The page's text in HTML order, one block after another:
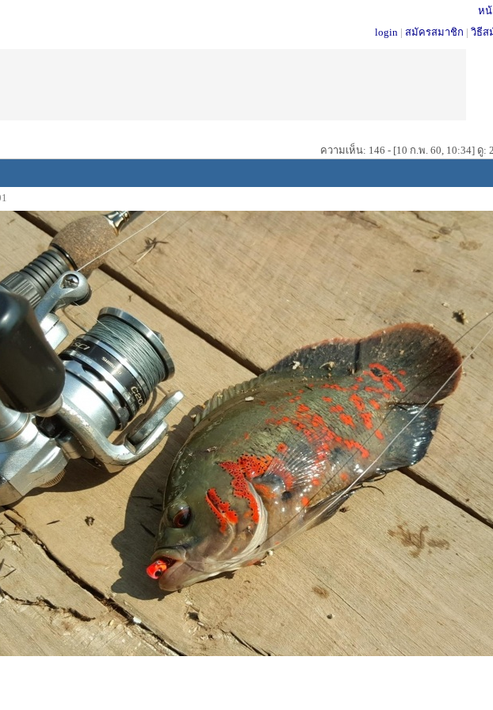
หน้
login | สมัครสมาชิก | วิธีส
ความเห็น: 146 - [10 ก.พ. 60, 10:34] ดู